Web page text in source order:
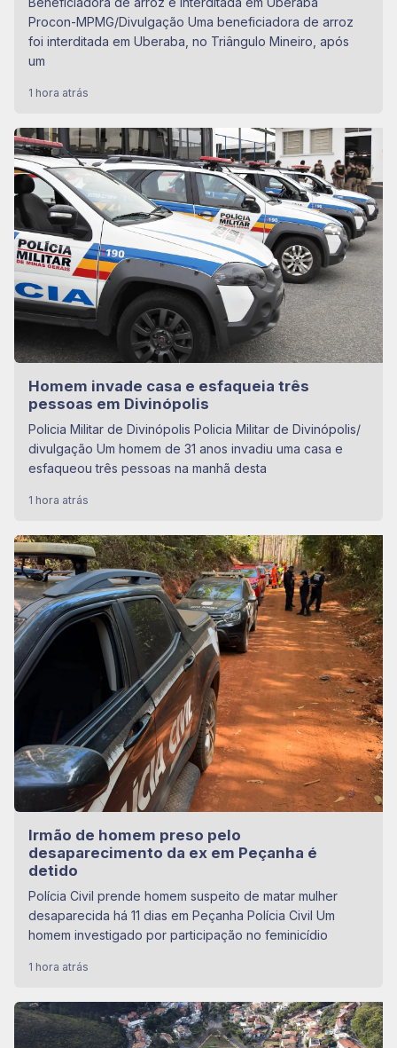
Procon-MPMG/Divulgação Uma beneficiadora de arroz
foi interditada em Uberaba, no Triângulo Mineiro, após
um
1 hora atrás
Homem invade casa e esfaqueia três
pessoas em Divinópolis
Policia Militar de Divinópolis Policia Militar de Divinópolis/
divulgação Um homem de 31 anos invadiu uma casa e
esfaqueou três pessoas na manhã desta
1 hora atrás
Irmão de homem preso pelo
desaparecimento da ex em Peçanha é
detido
Polícia Civil prende homem suspeito de matar mulher
desaparecida há 11 dias em Peçanha Polícia Civil Um
homem investigado por participação no feminicídio
1 hora atrás